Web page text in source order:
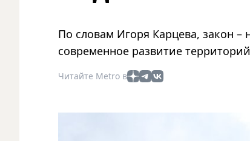
По словам Игоря Карцева, закон –
современное развитие
Читайте Metro в